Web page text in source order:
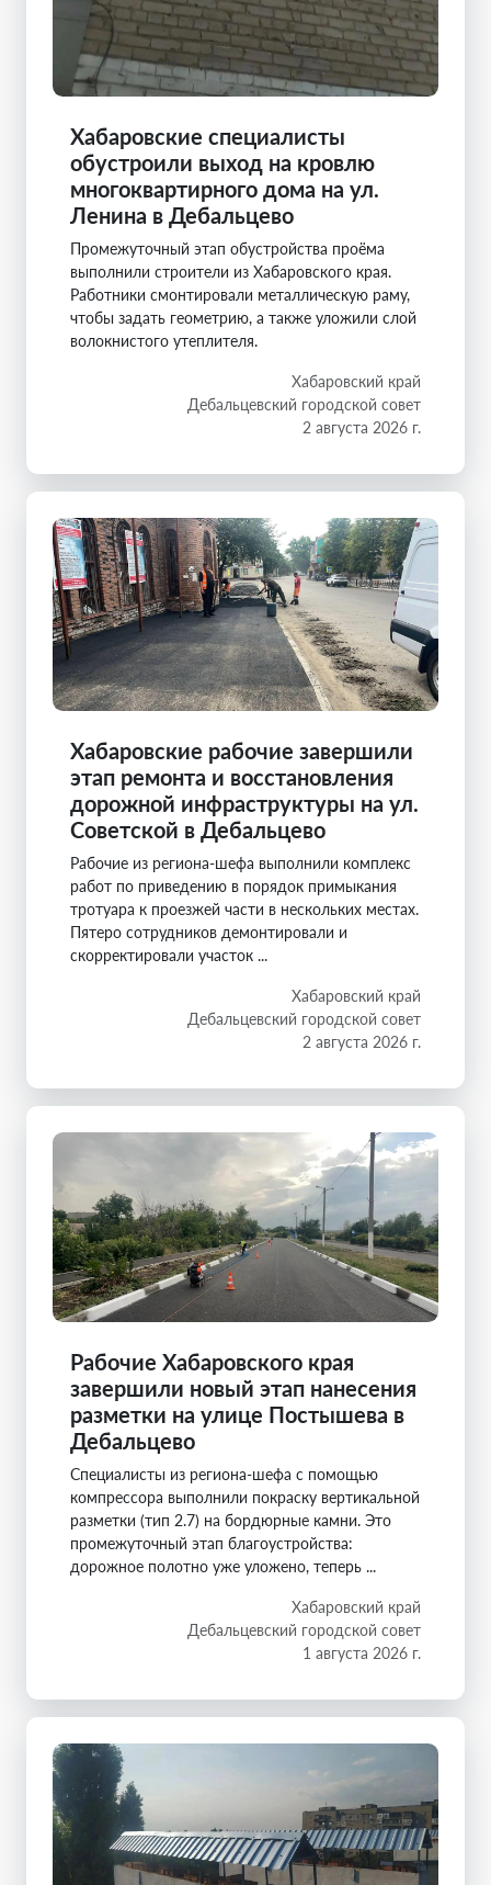
Хабаровские специалисты
обустроили выход на кровлю
многоквартирного дома на ул.
Ленина в Дебальцево
Промежуточный этап обустройства проёма
выполнили строители из Хабаровского края.
Работники смонтировали металлическую раму,
чтобы задать геометрию, а также уложили слой
волокнистого утеплителя.
Хабаровский край
Дебальцевский городской совет
2 августа 2026 г.
Хабаровские рабочие завершили
этап ремонта и восстановления
дорожной инфраструктуры на ул.
Советской в Дебальцево
Рабочие из региона-шефа выполнили комплекс
работ по приведению в порядок примыкания
тротуара к проезжей части в нескольких местах.
Пятеро сотрудников демонтировали и
скорректировали участок ...
Хабаровский край
Дебальцевский городской совет
2 августа 2026 г.
Рабочие Хабаровского края
завершили новый этап нанесения
разметки на улице Постышева в
Дебальцево
Специалисты из региона-шефа с помощью
компрессора выполнили покраску вертикальной
разметки (тип 2.7) на бордюрные камни. Это
промежуточный этап благоустройства:
дорожное полотно уже уложено, теперь ...
Хабаровский край
Дебальцевский городской совет
1 августа 2026 г.